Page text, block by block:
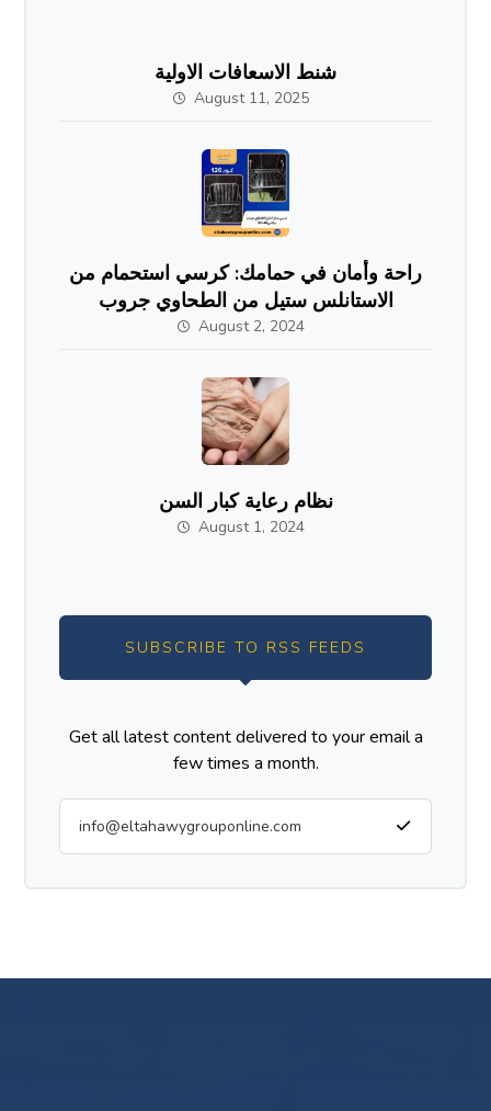
شنط الاسعافات الاولية
August 11, 2025
راحة وأمان في حمامك: كرسي استحمام من
الاستانلس ستيل من الطحاوي جروب
August 2, 2024
نظام رعاية كبار السن
August 1, 2024
SUBSCRIBE TO RSS FEEDS
Get all latest content delivered to your email a
few times a month.